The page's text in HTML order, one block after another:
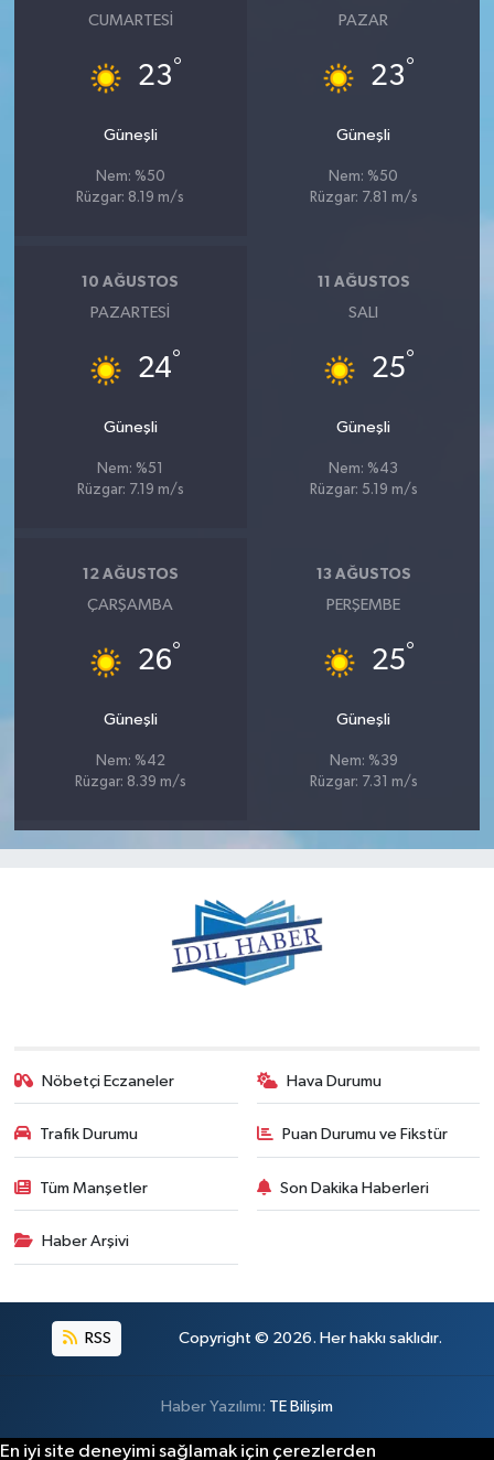
CUMARTESI
23°
Güneşli
Nem: %50
Rüzgar: 8.19 m/s
PAZAR
23°
Güneşli
Nem: %50
Rüzgar: 7.81 m/s
10 AĞUSTOS
PAZARTESI
24°
Güneşli
Nem: %51
Rüzgar: 7.19 m/s
11 AĞUSTOS
SALI
25°
Güneşli
Nem: %43
Rüzgar: 5.19 m/s
12 AĞUSTOS
ÇARŞAMBA
26°
Güneşli
Nem: %42
Rüzgar: 8.39 m/s
13 AĞUSTOS
PERŞEMBE
25°
Güneşli
Nem: %39
Rüzgar: 7.31 m/s
Nöbetçi Eczaneler Hava Durumu
Trafik Durumu Puan Durumu ve Fikstür
Tüm Manşetler Son Dakika Haberleri
Haber Arşivi
RSS Copyright © 2026. Her hakkı saklıdır.
Haber Yazılımı: TE Bilişim
En iyi site deneyimi sağlamak için çerezlerden